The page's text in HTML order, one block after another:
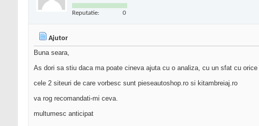
Reputatie: 0
Ajutor
Buna seara,
As dori sa stiu daca ma poate cineva ajuta cu o analiza, cu un sfat cu
cele 2 siteuri de care vorbesc sunt pieseautoshop.ro si kitambreiaj.ro
va rog recomandati-mi ceva.
multumesc anticipat